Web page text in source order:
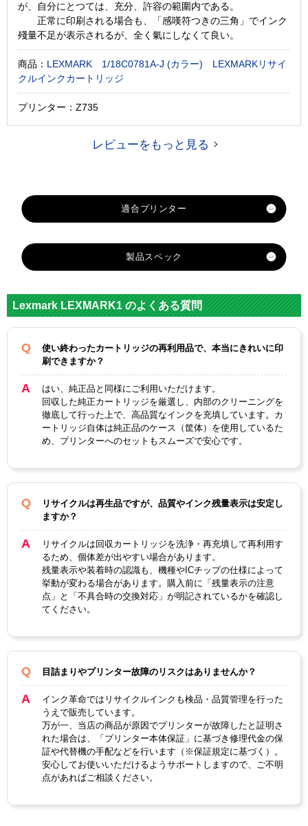
が、自分にとつては、充分、許容の範圍内である。
正常に印刷される場合も、「感嘆符つきの三角」でインク
殘量不足が表示されるが、全く氣にしなくて良い。
商品： LEXMARK 1/18C0781A-J (カラー) LEXMARKリサイ
クルインクカートリッジ
プリンター：Z735
レビューをもっと見る
適合プリンター
lexmark-X2470
lexmark-X3470
製品スペック
メーカー
レックスマーク
対応
純正型番
LEXMARK 1/18C0781A-
J（カラー）
カテゴリ
カラー 3色カラー
顔料・染料 染料
ICチップ あり
製品タイプ リサイクルインク
Lexmark LEXMARK1 のよくある質問
使い終わったカートリッジの再利用品で、本当にきれいに印
刷できますか？
はい、純正品と同様にご利用いただけます。
回収した純正カートリッジを厳選し、内部のクリーニングを
徹底して行った上で、高品質なインクを充填しています。カ
ートリッジ自体は純正品のケース（筐体）を使用しているた
め、プリンターへのセットもスムーズで安心です。
リサイクルは再生品ですが、品質やインク残量表示は安定し
ますか？
リサイクルは回収カートリッジを洗浄・再充填して再利用す
るため、個体差が出やすい場合があります。
残量表示や装着時の認識も、機種やICチップの仕様によって
挙動が変わる場合があります。購入前に「残量表示の注意
点」と「不具合時の交換対応」が明記されているかを確認し
てください。
目詰まりやプリンター故障のリスクはありませんか？
インク革命ではリサイクルインクも検品・品質管理を行った
うえで販売しています。
万が一、当店の商品が原因でプリンターが故障したと証明さ
れた場合は、「プリンター本体保証」に基づき修理代金の保
証や代替機の手配などを行います（※保証規定に基づく）。
安心してお使いいただけるようサポートしますので、ご不明
点があればご相談ください。